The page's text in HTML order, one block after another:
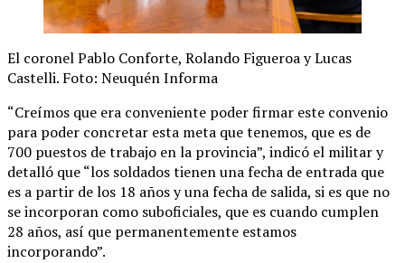
El coronel Pablo Conforte, Rolando Figueroa y Lucas
Castelli. Foto: Neuquén Informa
“Creímos que era conveniente poder firmar este convenio
para poder concretar esta meta que tenemos, que es de
700 puestos de trabajo en la provincia”, indicó el militar y
detalló que “los soldados tienen una fecha de entrada que
es a partir de los 18 años y una fecha de salida, si es que no
se incorporan como suboficiales, que es cuando cumplen
28 años, así que permanentemente estamos
incorporando”.